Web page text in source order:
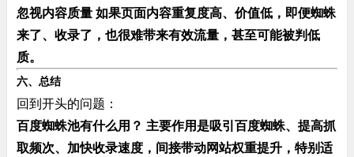
忽视内容质量​ 如果页面内容重复度高、价值低，即便蜘蛛
来了、收录了，也很难带来有效流量，甚至可能被判低
质。
六、总结
回到开头的问题：
百度蜘蛛池有什么用？​ 主要作用是吸引百度蜘蛛、提高抓
取频次、加快收录速度，间接带动网站权重提升，特别适